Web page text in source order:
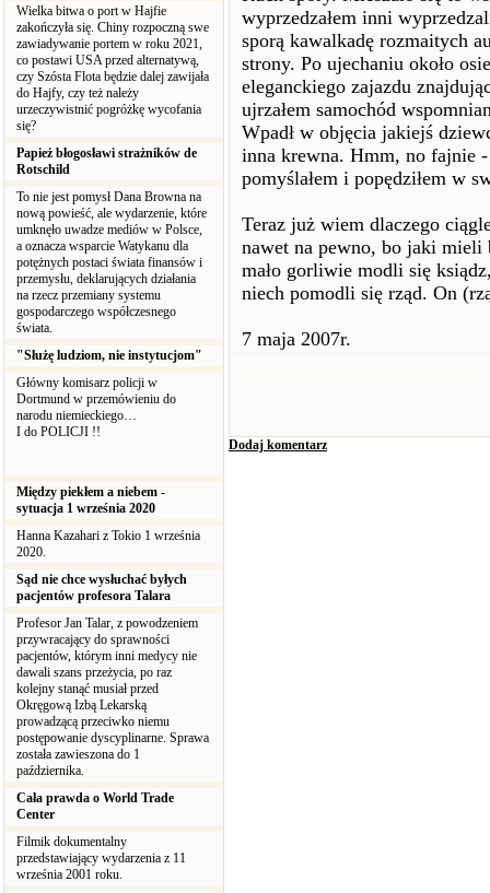
Wielka bitwa o port w Hajfie
zakończyła się. Chiny rozpoczną swe
zawiadywanie portem w roku 2021,
co postawi USA przed alternatywą,
czy Szósta Flota będzie dalej zawijała
do Hajfy, czy też należy
urzeczywistnić pogróżkę wycofania
się?
Papież błogosławi strażników de
Rotschild
To nie jest pomysł Dana Browna na
nową powieść, ale wydarzenie, które
umknęło uwadze mediów w Polsce,
a oznacza wsparcie Watykanu dla
potężnych postaci świata finansów i
przemysłu, deklarujących działania
na rzecz przemiany systemu
gospodarczego współczesnego
świata.
"Służę ludziom, nie instytucjom"
Główny komisarz policji w
Dortmund w przemówieniu do
narodu niemieckiego…
I do POLICJI !!
Między piekłem a niebem -
sytuacja 1 września 2020
Hanna Kazahari z Tokio 1 września
2020.
Sąd nie chce wysłuchać byłych
pacjentów profesora Talara
Profesor Jan Talar, z powodzeniem
przywracający do sprawności
pacjentów, którym inni medycy nie
dawali szans przeżycia, po raz
kolejny stanąć musiał przed
Okręgową Izbą Lekarską
prowadzącą przeciwko niemu
postępowanie dyscyplinarne. Sprawa
została zawieszona do 1
października.
Cała prawda o World Trade
Center
Filmik dokumentalny
przedstawiający wydarzenia z 11
września 2001 roku.
wyprzedzałem inni
sporą kawalkadę rozmaitych
strony. Po ujechaniu około
eleganckiego zajazdu
ujrzałem samochód
Wpadł w objęcia jakiejś
inna krewna. Hmm, no fajnie -
pomyślałem i popędziłem w
Teraz już wiem dlaczego
nawet na pewno, bo jaki mieli
mało gorliwie modli się
niech pomodli się rząd. On
7 maja 2007r.
Dodaj komentarz